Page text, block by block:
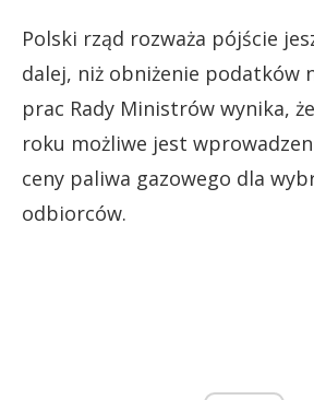
Polski rząd rozważa pójście
dalej, niż obniżenie podatków
prac Rady Ministrów wynika,
roku możliwe jest
ceny paliwa gazowego dla
odbiorców.